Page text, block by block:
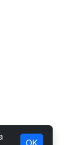
OK